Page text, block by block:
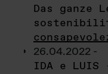
Das ganze
26.04.2022 -
IDA e